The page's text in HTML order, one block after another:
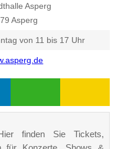
Asperg
Asperg
von 11 bis 17 Uhr
finden Sie Tickets,